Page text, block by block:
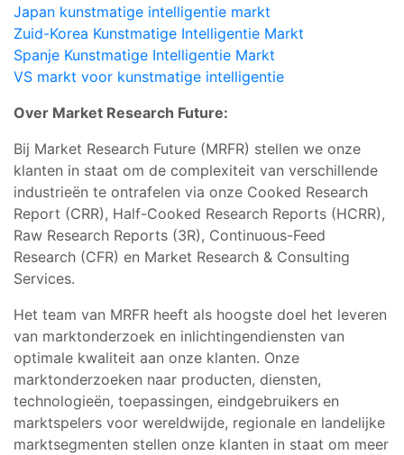
Japan kunstmatige intelligentie markt
Zuid-Korea Kunstmatige Intelligentie Markt
Spanje Kunstmatige Intelligentie Markt
VS markt voor kunstmatige intelligentie
Over Market Research Future:
Bij Market Research Future (MRFR) stellen we onze
klanten in staat om de complexiteit van verschillende
industrieën te ontrafelen via onze Cooked Research
Report (CRR), Half-Cooked Research Reports (HCRR),
Raw Research Reports (3R), Continuous-Feed
Research (CFR) en Market Research & Consulting
Services.
Het team van MRFR heeft als hoogste doel het leveren
van marktonderzoek en inlichtingendiensten van
optimale kwaliteit aan onze klanten. Onze
marktonderzoeken naar producten, diensten,
technologieën, toepassingen, eindgebruikers en
marktspelers voor wereldwijde, regionale en landelijke
marktsegmenten stellen onze klanten in staat om meer